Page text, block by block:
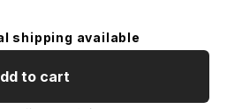
shipping available
to cart